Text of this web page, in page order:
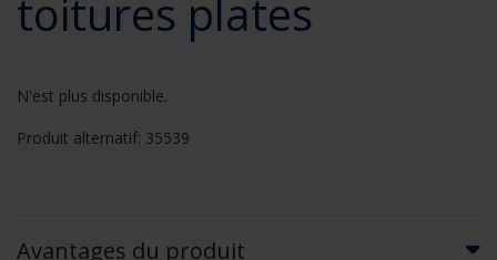
toitures plates
N'est plus disponible.
Produit alternatif: 35539
Avantages du produit